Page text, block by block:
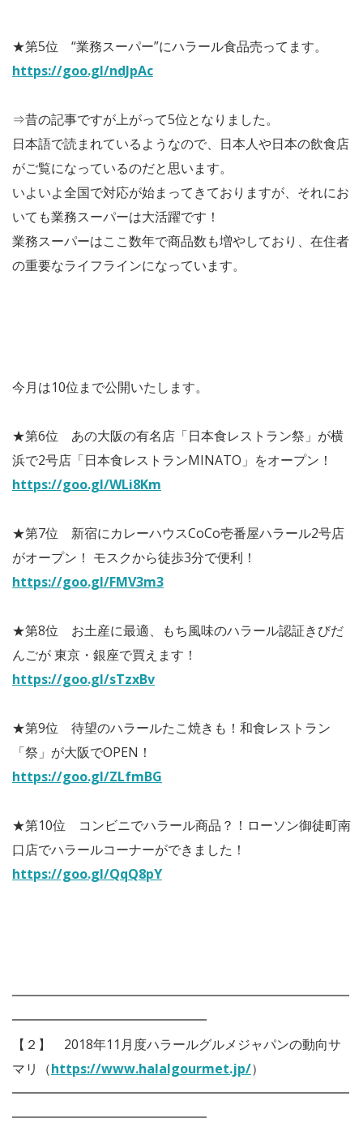
★第5位 “業務スーパー”にハラール食品売ってます。
https://goo.gl/ndJpAc
⇒昔の記事ですが上がって5位となりました。
日本語で読まれているようなので、日本人や日本の飲食店
がご覧になっているのだと思います。
いよいよ全国で対応が始まってきておりますが、それにお
いても業務スーパーは大活躍です！
業務スーパーはここ数年で商品数も増やしており、在住者
の重要なライフラインになっています。
今月は10位まで公開いたします。
★第6位 あの大阪の有名店「日本食レストラン祭」が横
浜で2号店「日本食レストランMINATO」をオープン！
https://goo.gl/WLi8Km
★第7位 新宿にカレーハウスCoCo壱番屋ハラール2号店
がオープン！ モスクから徒歩3分で便利！
https://goo.gl/FMV3m3
★第8位 お土産に最適、もち風味のハラール認証きびだ
んごが 東京・銀座で買えます！
https://goo.gl/sTzxBv
★第9位 待望のハラールたこ焼きも！和食レストラン
「祭」が大阪でOPEN！
https://goo.gl/ZLfmBG
★第10位 コンビニでハラール商品？！ローソン御徒町南
口店でハラールコーナーができました！
https://goo.gl/QqQ8pY
━━━━━━━━━━━━━━━━━━━━━━━━━━
━━━━━━━━━━━━━━━
【２】 2018年11月度ハラールグルメジャパンの動向サ
マリ（https://www.halalgourmet.jp/）
━━━━━━━━━━━━━━━━━━━━━━━━━━
━━━━━━━━━━━━━━━